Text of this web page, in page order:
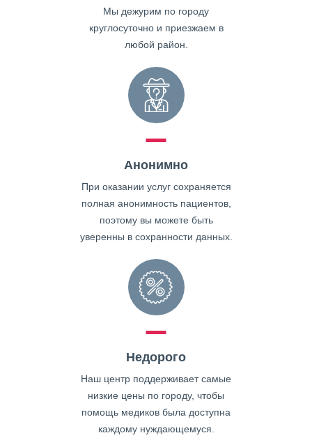
Мы дежурим по городу
круглосуточно и приезжаем в
любой район.
Анонимно
При оказании услуг сохраняется
полная анонимность пациентов,
поэтому вы можете быть
уверенны в сохранности данных.
Недорого
Наш центр поддерживает самые
низкие цены по городу, чтобы
помощь медиков была доступна
каждому нуждающемуся.